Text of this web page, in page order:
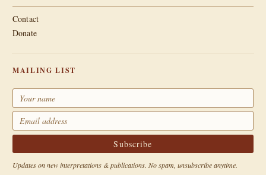
Contact
Donate
MAILING LIST
Updates on new interpretations & publications. No spam, unsubscribe anytime.